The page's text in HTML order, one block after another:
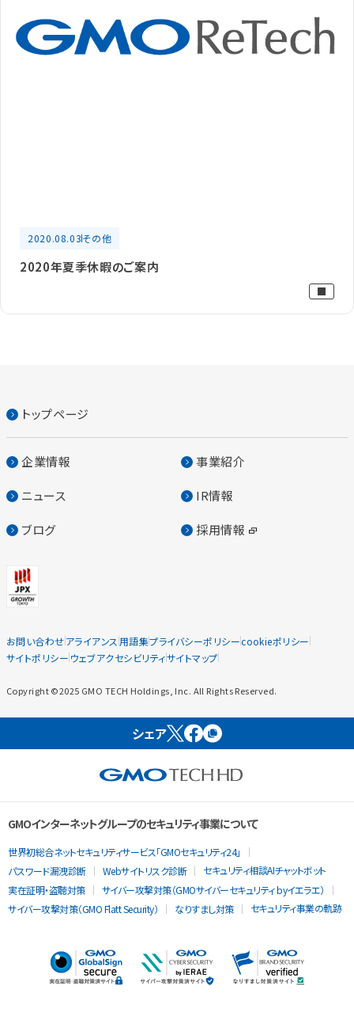
2020.08.03その他
2020年夏季休暇のご案内
トップページ
企業情報 事業紹介
ニュース IR情報
ブログ 採用情報
お問い合わせアライアンス 用語集プライバシーポリシーcookieポリシー
サイトポリシー ウェブアクセシビリティサイトマップ
Copyright ©2025 GMO TECH Holdings, Inc. All Rights Reserved.
シェア
GMOインターネットグループのセキュリティ事業について
世界初総合ネットセキュリティサービス「GMOセキュリティ24」
パスワード漏洩診断
Webサイトリスク診断
セキュリティ相談AIチャットボット
実在証明・盗聴対策
サイバー攻撃対策（GMOサイバーセキュリティ byイエラエ）
サイバー攻撃対策（GMO Flatt Security）
なりすまし対策 セキュリティ事業の軌跡